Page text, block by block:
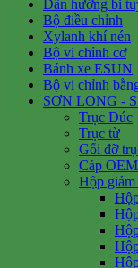
Dẫn hướng bi
Bộ điều chỉnh
Xylanh khí nén
Bộ vi chỉnh cơ
Bánh xe ESUN
Bộ vi chỉnh
SƠN LONG -
Trục Đúc
Trục từ
Gối đỡ
Cáp OEM
Hộp giảm